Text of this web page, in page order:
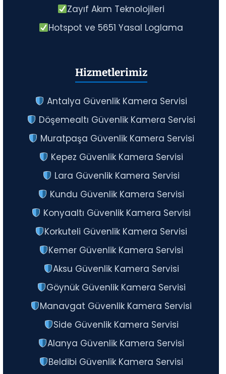
Zayıf Akım Teknolojileri
Hotspot ve 5651 Yasal Loglama
Hizmetlerimiz
Antalya Güvenlik Kamera Servisi
Döşemealtı Güvenlik Kamera Servisi
Muratpaşa Güvenlik Kamera Servisi
Kepez Güvenlik Kamera Servisi
Lara Güvenlik Kamera Servisi
Kundu Güvenlik Kamera Servisi
Konyaaltı Güvenlik Kamera Servisi
Korkuteli Güvenlik Kamera Servisi
Kemer Güvenlik Kamera Servisi
Aksu Güvenlik Kamera Servisi
Göynük Güvenlik Kamera Servisi
Manavgat Güvenlik Kamera Servisi
Side Güvenlik Kamera Servisi
Alanya Güvenlik Kamera Servisi
Beldibi Güvenlik Kamera Servisi